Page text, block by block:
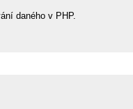
daného v PHP.